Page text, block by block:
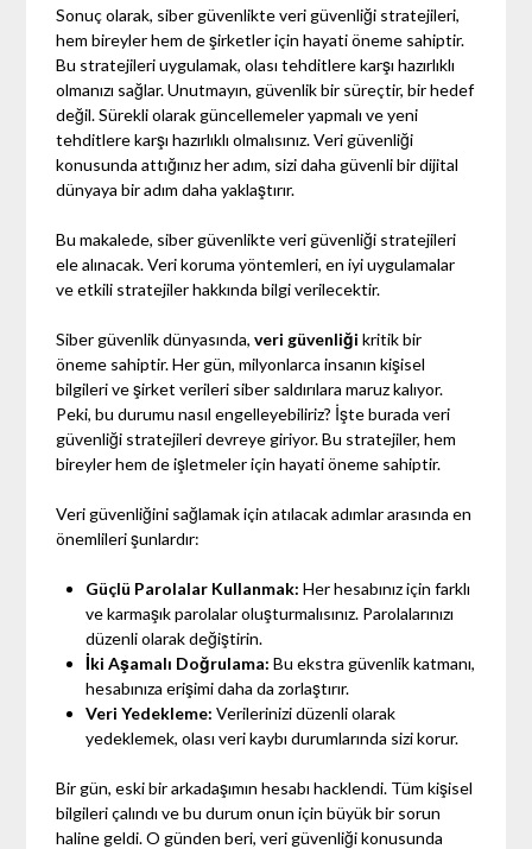
Sonuç olarak, siber güvenlikte veri güvenliği stratejileri,
hem bireyler hem de şirketler için hayati öneme sahiptir.
Bu stratejileri uygulamak, olası tehditlere karşı hazırlıklı
olmanızı sağlar. Unutmayın, güvenlik bir süreçtir, bir hedef
değil. Sürekli olarak güncellemeler yapmalı ve yeni
tehditlere karşı hazırlıklı olmalısınız. Veri güvenliği
konusunda attığınız her adım, sizi daha güvenli bir dijital
dünyaya bir adım daha yaklaştırır.
Bu makalede, siber güvenlikte veri güvenliği stratejileri
ele alınacak. Veri koruma yöntemleri, en iyi uygulamalar
ve etkili stratejiler hakkında bilgi verilecektir.
Siber güvenlik dünyasında,veri güvenliği kritik bir
öneme sahiptir. Her gün, milyonlarca insanın kişisel
bilgileri ve şirket verileri siber saldırılara maruz kalıyor.
Peki, bu durumu nasıl engelleyebiliriz? İşte burada veri
güvenliği stratejileri devreye giriyor. Bu stratejiler, hem
bireyler hem de işletmeler için hayati öneme sahiptir.
Veri güvenliğini sağlamak için atılacak adımlar arasında en
önemlileri şunlardır:
Güçlü Parolalar Kullanmak: Her hesabınız için farklı
ve karmaşık parolalar oluşturmalısınız. Parolalarınızı
düzenli olarak değiştirin.
İki Aşamalı Doğrulama: Bu ekstra güvenlik katmanı,
hesabınıza erişimi daha da zorlaştırır.
Veri Yedekleme: Verilerinizi düzenli olarak
yedeklemek, olası veri kaybı durumlarında sizi korur.
Bir gün, eski bir arkadaşımın hesabı hacklendi. Tüm kişisel
bilgileri çalındı ve bu durum onun için büyük bir sorun
haline geldi. O günden beri, veri güvenliği konusunda